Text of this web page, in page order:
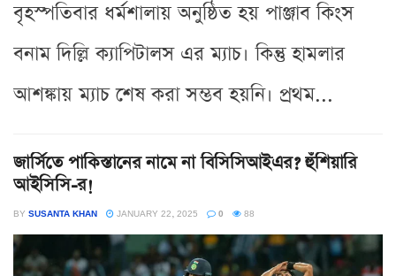
বৃহস্পতিবার ধর্মশালায় অনুষ্ঠিত হয় পাঞ্জাব কিংস
বনাম দিল্লি ক্যাপিটালস এর ম্যাচ। কিন্তু হামলার
আশঙ্কায় ম্যাচ শেষ করা সম্ভব হয়নি। প্রথম...
জার্সিতে পাকিস্তানের নামে না বিসিসিআইএর? হুঁশিয়ারি
আইসিসি-র!
BY SUSANTA KHAN JANUARY 22, 2025 0 88